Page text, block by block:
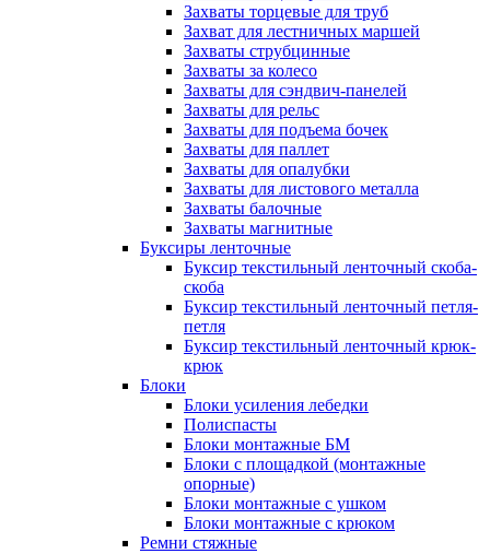
Захваты торцевые для труб
Захват для лестничных маршей
Захваты струбцинные
Захваты за колесо
Захваты для сэндвич-панелей
Захваты для рельс
Захваты для подъема бочек
Захваты для паллет
Захваты для опалубки
Захваты для листового металла
Захваты балочные
Захваты магнитные
Буксиры ленточные
Буксир текстильный ленточный скоба-
скоба
Буксир текстильный ленточный петля-
петля
Буксир текстильный ленточный крюк-
крюк
Блоки
Блоки усиления лебедки
Полиспасты
Блоки монтажные БМ
Блоки с площадкой (монтажные
опорные)
Блоки монтажные с ушком
Блоки монтажные с крюком
Ремни стяжные